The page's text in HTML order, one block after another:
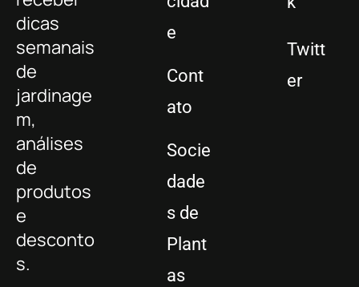
dicas
semanais
de
jardinage
m,
análises
de
produtos
e
desconto
s.
e
Cont
ato
Socie
dade
s de
Plant
as
Twitt
er